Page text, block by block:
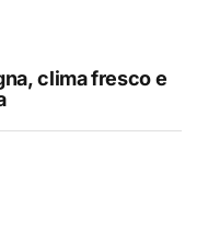
clima fresco e